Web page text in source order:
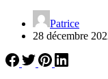
Patrice
28 décembre